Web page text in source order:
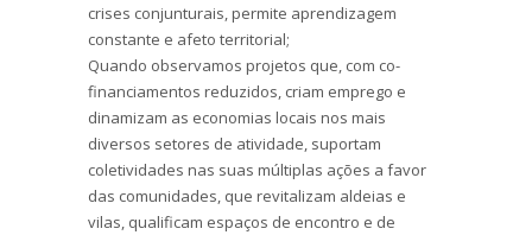
crises conjunturais, permite aprendizagem
constante e afeto territorial;
Quando observamos projetos que, com co-
financiamentos reduzidos, criam emprego e
dinamizam as economias locais nos mais
diversos setores de atividade, suportam
coletividades nas suas múltiplas ações a favor
das comunidades, que revitalizam aldeias e
vilas, qualificam espaços de encontro e de